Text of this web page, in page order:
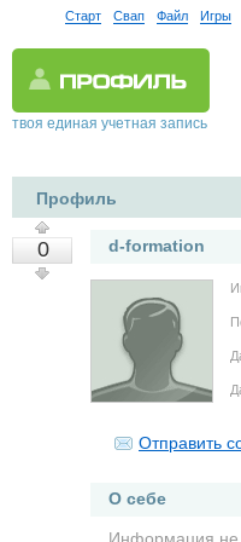
Старт Свап Файл Игры
твоя единая учетная запись
Профиль
0 d-formation
Отправить
О себе